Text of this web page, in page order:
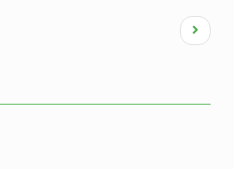
Next
page